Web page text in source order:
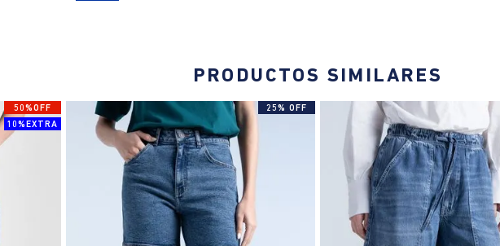
PRODUCTOS SIMILARES
50%OFF
10%EXTRA
25% OFF